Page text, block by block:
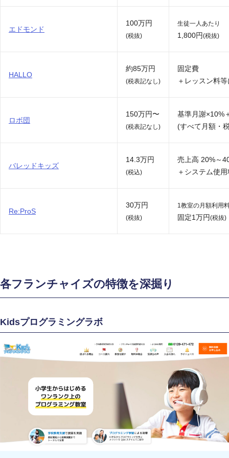
エドモンド
100万円
(税抜)
生徒一人あたり
1,800円(税抜)
HALLO
約85万円
(税表記なし)
固定費
＋レッスン料
ロボ団
150万円〜
(税表記なし)
基準月謝×10%
(すべて月額・
バレッドキッズ
14.3万円
(税込)
売上高 20%～
＋システム使
Re:ProS
30万円
(税抜)
1教室の月額利用
固定1万円(税抜)
各フランチャイズの特徴を深掘り
Kidsプログラミングラボ